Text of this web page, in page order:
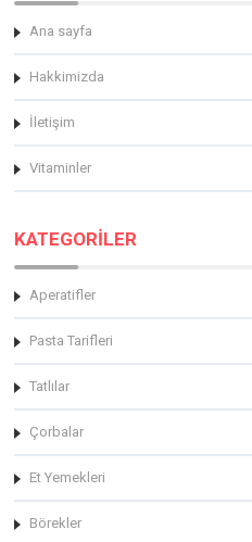
Ana sayfa
Hakkimizda
İletişim
Vitaminler
KATEGORİLER
Aperatifler
Pasta Tarifleri
Tatlılar
Çorbalar
Et Yemekleri
Börekler